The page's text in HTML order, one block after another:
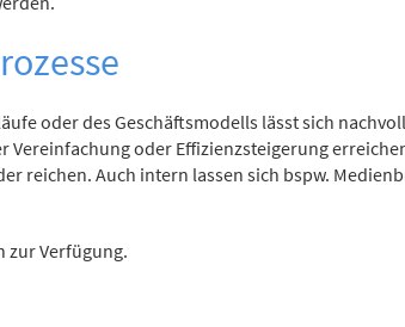
oder des Geschäftsmodells lässt sich
oder Effizienzsteigerung
reichen. Auch intern lassen sich bspw.
zur Verfügung.